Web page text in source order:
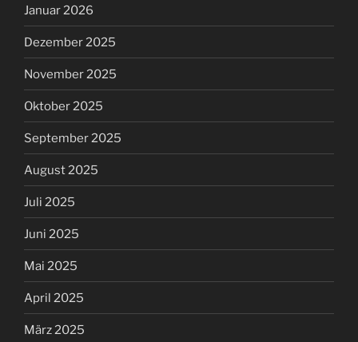
Januar 2026
Dezember 2025
November 2025
Oktober 2025
September 2025
August 2025
Juli 2025
Juni 2025
Mai 2025
April 2025
März 2025